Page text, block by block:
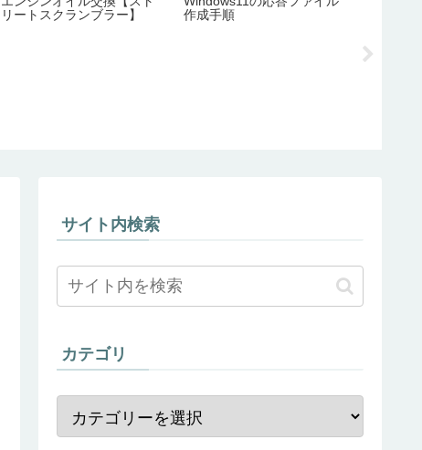
リートスクランブラー】
作成手順
サイト内検索
カテゴリ